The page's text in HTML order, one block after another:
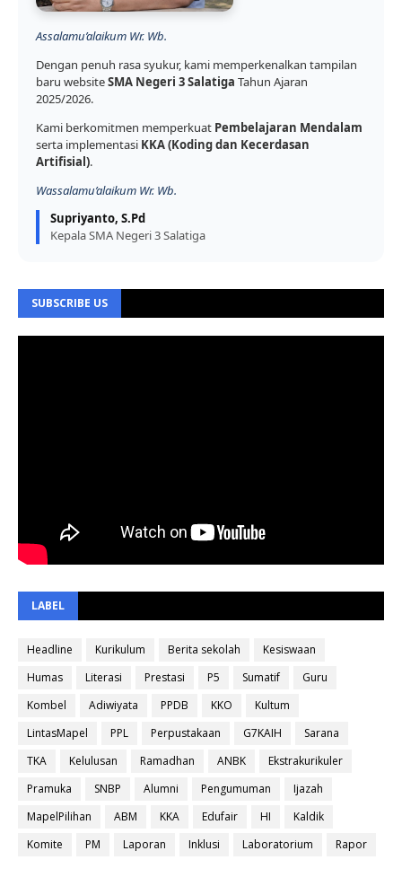
Assalamu’alaikum Wr. Wb.
Dengan penuh rasa syukur, kami memperkenalkan tampilan
baru websiteSMA Negeri 3 Salatiga Tahun Ajaran
2025/2026.
Kami berkomitmen memperkuat Pembelajaran Mendalam
serta implementasi KKA (Koding dan Kecerdasan
Artifisial).
Wassalamu’alaikum Wr. Wb.
Supriyanto, S.Pd
Kepala SMA Negeri 3 Salatiga
SUBSCRIBE US
LABEL
Headline Kurikulum Berita sekolah
Kesiswaan
Humas
Literasi Prestasi P5 Sumatif
Guru
Kombel
Adiwiyata PPDB KKO
Kultum
LintasMapel
PPL Perpustakaan G7KAIH
Sarana
TKA
Kelulusan Ramadhan ANBK
Ekstrakurikuler
Pramuka
SNBP Alumni Pengumuman
Ijazah
MapelPilihan
ABM KKA Edufair HI
Kaldik
Komite
PM Laporan Inklusi Laboratorium Rapor